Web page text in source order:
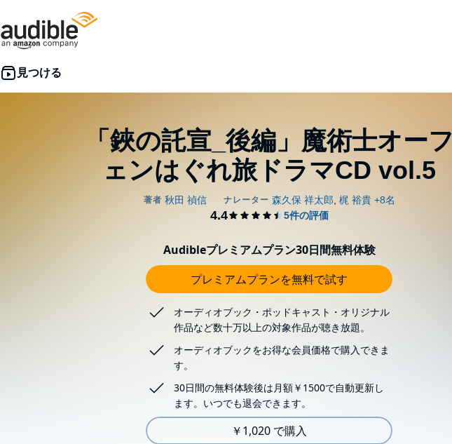
「鋏の託宣_後編」魔術士オーフ
ェンはぐれ旅ドラマCD vol.5
Audibleプレミアムプラン30日間無料体験
プレミアムプランを無料で試す
オーディオブック・ポッドキャスト・オリジナル
作品など数十万以上の対象作品が聴き放題。
オーディオブックをお得な会員価格で購入できま
す。
30日間の無料体験後は月額￥1500で自動更新し
ます。いつでも退会できます。
￥1,020 で購入